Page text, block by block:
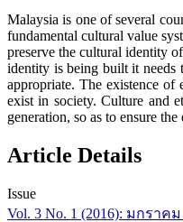
Malaysia is one of several
fundamental cultural value
preserve the cultural identity
identity is being built it needs
appropriate. The existence of
exist in society. Culture and
generation, so as to ensure
Article Details
Issue
Vol. 3 No. 1 (2016): มกราค